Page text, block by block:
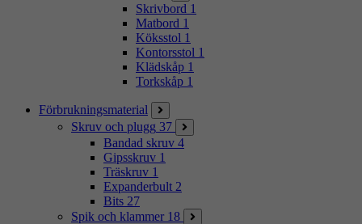
Skrivbord 1
Matbord 1
Köksstol 1
Kontorsstol 1
Klädskåp 1
Torkskåp 1
Förbrukningsmaterial
Skruv och plugg 37
Bandad skruv 4
Gipsskruv 1
Träskruv 1
Expanderbult 2
Bits 27
Spik och klammer 18